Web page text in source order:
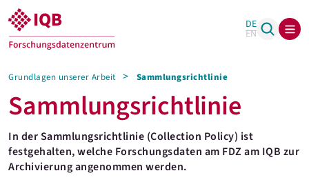
DE
EN
Grundlagen unserer Arbeit Sammlungsrichtlinie
Sammlungsrichtlinie
In der Sammlungsrichtlinie (Collection Policy) ist
festgehalten, welche Forschungsdaten am FDZ am IQB zur
Archivierung angenommen werden.